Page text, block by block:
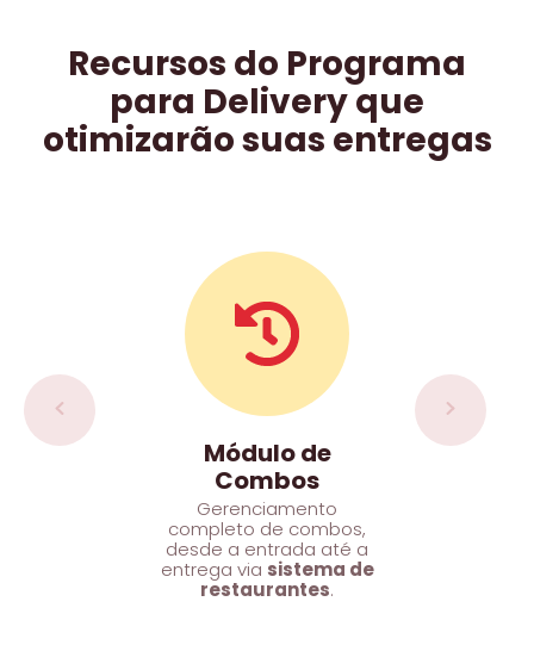
Recursos do Programa
para Delivery que
otimizarão suas entregas
Módulo de
Combos
Gerenciamento
completo de combos,
desde a entrada até a
entrega via sistema de
restaurantes.